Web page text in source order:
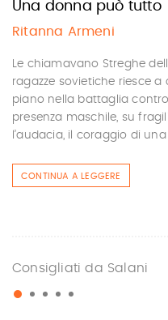
Una donna può tutto
Ritanna Armeni
Le chiamavano Streghe
ragazze sovietiche riesce
piano nella battaglia
presenza maschile, su
l’audacia, il coraggio di
CONTINUA A LEGGERE
Consigliati da Salani